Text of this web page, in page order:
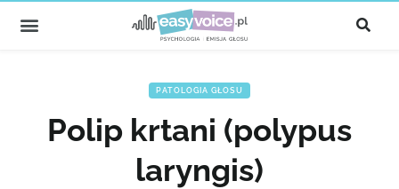
PATOLOGIA GŁOSU
Polip krtani (polypus
laryngis)